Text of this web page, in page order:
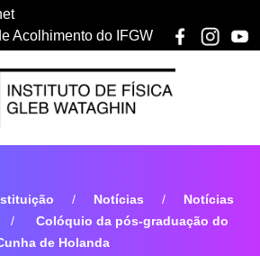
Acolhimento do IFGW
Notícias
Notícias
Colóquio da pós-graduação do
de Holanda